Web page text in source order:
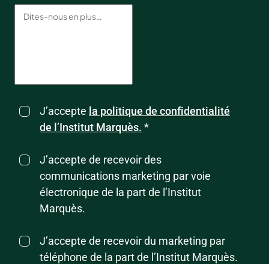
J’accepte la politique de confidentialité
de l’Institut Marquès. *
J’accepte de recevoir des
communications marketing par voie
électronique de la part de l’Institut
Marquès.
J’accepte de recevoir du marketing par
téléphone de la part de l’Institut Marquès.